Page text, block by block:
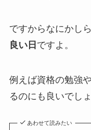
ですからなにかし
良い日 ですよ。
例えば資格の勉強
るのにも良いでしょ
あわせて読みたい